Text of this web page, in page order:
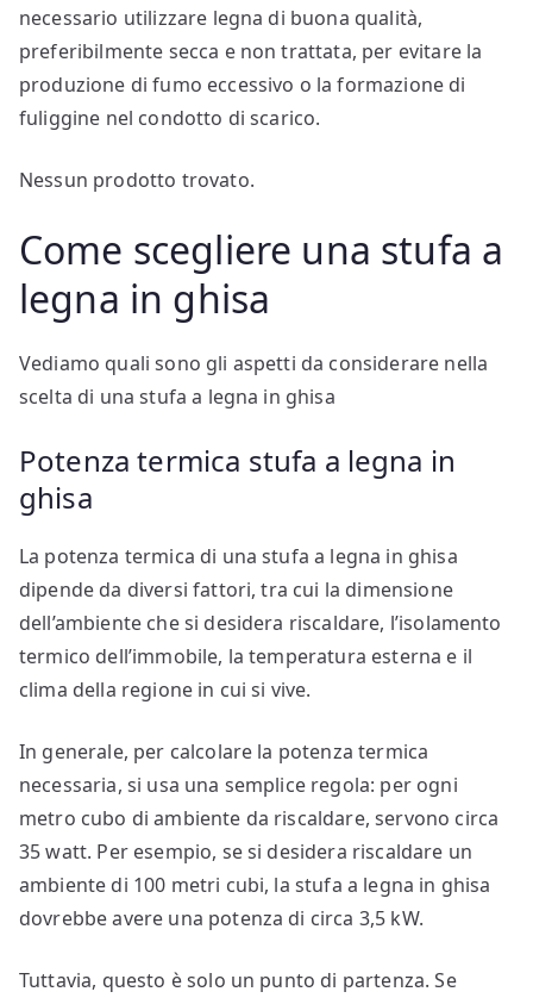
necessario utilizzare legna di buona qualità,
preferibilmente secca e non trattata, per evitare la
produzione di fumo eccessivo o la formazione di
fuliggine nel condotto di scarico.
Nessun prodotto trovato.
Come scegliere una stufa a
legna in ghisa
Vediamo quali sono gli aspetti da considerare nella
scelta di una stufa a legna in ghisa
Potenza termica stufa a legna in
ghisa
La potenza termica di una stufa a legna in ghisa
dipende da diversi fattori, tra cui la dimensione
dell’ambiente che si desidera riscaldare, l’isolamento
termico dell’immobile, la temperatura esterna e il
clima della regione in cui si vive.
In generale, per calcolare la potenza termica
necessaria, si usa una semplice regola: per ogni
metro cubo di ambiente da riscaldare, servono circa
35 watt. Per esempio, se si desidera riscaldare un
ambiente di 100 metri cubi, la stufa a legna in ghisa
dovrebbe avere una potenza di circa 3,5 kW.
Tuttavia, questo è solo un punto di partenza. Se